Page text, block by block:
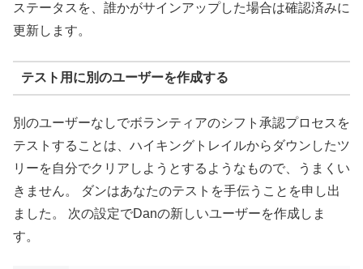
ステータスを、誰かがサインアップした場合は確認済みに
更新します。
テスト用に別のユーザーを作成する
別のユーザーなしでボランティアのシフト承認プロセスを
テストすることは、ハイキングトレイルからダウンしたツ
リーを自分でクリアしようとするようなもので、うまくい
きません。 ダンはあなたのテストを手伝うことを申し出
ました。 次の設定でDanの新しいユーザーを作成しま
す。